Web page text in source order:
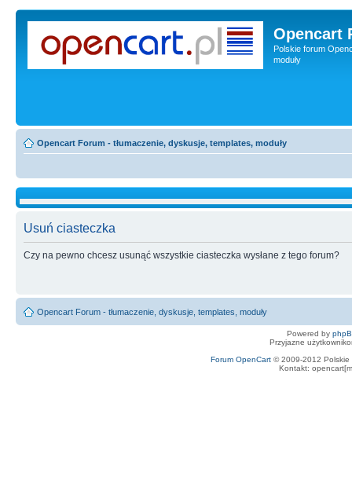
Opencart
Polskie forum
moduły
Opencart Forum - tłumaczenie, dyskusje, templates, moduły
Usuń ciasteczka
Czy na pewno chcesz usunąć wszystkie ciasteczka wysłane z tego forum?
Opencart Forum - tłumaczenie, dyskusje, templates, moduły
Powered by
Przyjazne
Forum OpenCart© 2009-2012 Polskie
Kontakt: